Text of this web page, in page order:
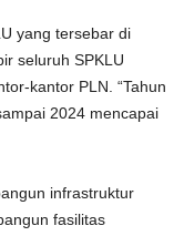
yang tersebar di
seluruh SPKLU
kantor PLN. “Tahun
2024 mencapai
infrastruktur
fasilitas